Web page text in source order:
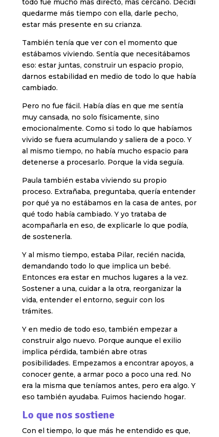
todo fue mucho más directo, más cercano. Decidí
quedarme más tiempo con ella, darle pecho,
estar más presente en su crianza.
También tenía que ver con el momento que
estábamos viviendo. Sentía que necesitábamos
eso: estar juntas, construir un espacio propio,
darnos estabilidad en medio de todo lo que había
cambiado.
Pero no fue fácil. Había días en que me sentía
muy cansada, no solo físicamente, sino
emocionalmente. Como si todo lo que habíamos
vivido se fuera acumulando y saliera de a poco. Y
al mismo tiempo, no había mucho espacio para
detenerse a procesarlo. Porque la vida seguía.
Paula también estaba viviendo su propio
proceso. Extrañaba, preguntaba, quería entender
por qué ya no estábamos en la casa de antes, por
qué todo había cambiado. Y yo trataba de
acompañarla en eso, de explicarle lo que podía,
de sostenerla.
Y al mismo tiempo, estaba Pilar, recién nacida,
demandando todo lo que implica un bebé.
Entonces era estar en muchos lugares a la vez.
Sostener a una, cuidar a la otra, reorganizar la
vida, entender el entorno, seguir con los
trámites.
Y en medio de todo eso, también empezar a
construir algo nuevo. Porque aunque el exilio
implica pérdida, también abre otras
posibilidades. Empezamos a encontrar apoyos, a
conocer gente, a armar poco a poco una red. No
era la misma que teníamos antes, pero era algo. Y
eso también ayudaba. Fuimos haciendo hogar.
Lo que nos sostiene
Con el tiempo, lo que más he entendido es que,